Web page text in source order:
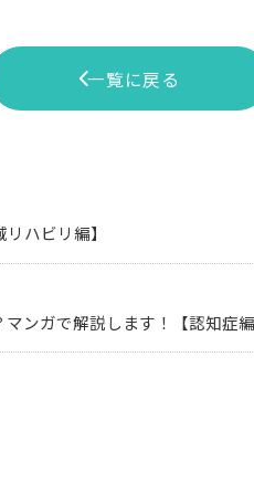
一覧に戻る
ハビリ編】
マンガで解説します！【認知症